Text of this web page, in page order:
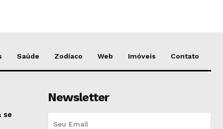
Saúde Zodíaco Web Imóveis Contato
se
Newsletter